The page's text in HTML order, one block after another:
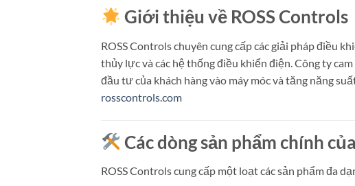
Giới thiệu về ROSS Controls
ROSS Controls chuyên cung cấp các giải pháp điều
thủy lực và các hệ thống điều khiển điện.Công ty
đầu tư của khách hàng vào máy móc và tăng năng
rosscontrols.com
Các dòng sản phẩm chính
ROSS Controls cung cấp một loạt các sản phẩm đa